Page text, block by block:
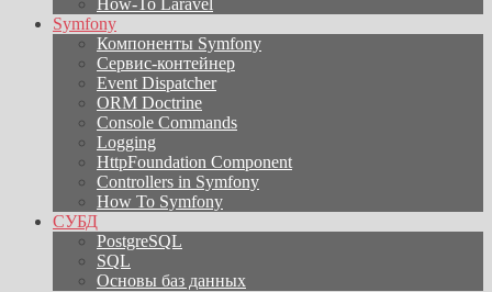
How-To Laravel
Symfony
Компоненты Symfony
Сервис-контейнер
Event Dispatcher
ORM Doctrine
Console Commands
Logging
HttpFoundation Component
Controllers in Symfony
How To Symfony
СУБД
PostgreSQL
SQL
Основы баз данных